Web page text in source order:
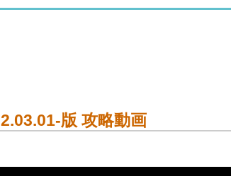
版 攻略動画